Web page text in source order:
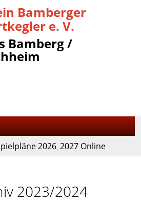
Bamberger
e. V.
Bamberg /
2026_2027 Online
2023/2024